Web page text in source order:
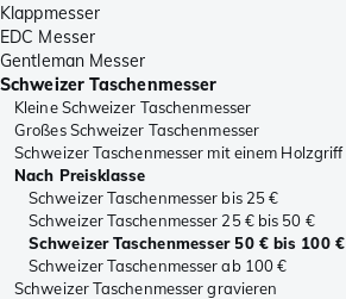
Klappmesser
EDC Messer
Gentleman Messer
Schweizer Taschenmesser
Kleine Schweizer Taschenmesser
Großes Schweizer Taschenmesser
Schweizer Taschenmesser mit einem Holzgriff
Nach Preisklasse
Schweizer Taschenmesser bis 25 €
Schweizer Taschenmesser 25 € bis 50 €
Schweizer Taschenmesser 50 € bis 100 €
Schweizer Taschenmesser ab 100 €
Schweizer Taschenmesser gravieren